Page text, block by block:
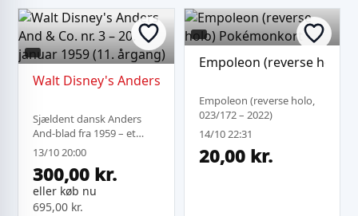
Walt Disney's Anders And & Co. nr. 3 – 20. januar
Sjældent dansk Anders
And-blad fra 1959 – et
spændende samlerobjekt
Detaljer: Titel: Walt
Disney's Anders And & Co.
Nummer: 3
13/10 20:00
300,00 kr.
eller køb nu
695,00 kr.
Empoleon (reverse holo)
Empoleon (reverse holo,
023/172 – 2022)
14/10 22:31
20,00 kr.